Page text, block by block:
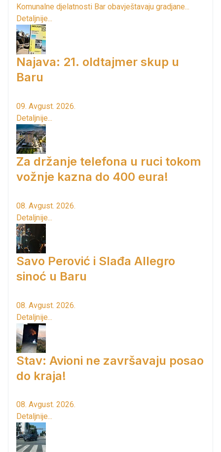
Komunalne djelatnosti Bar obavještavaju gradjane...
Detaljnije...
Najava: 21. oldtajmer skup u
Baru
09. Avgust. 2026.
Detaljnije...
Za držanje telefona u ruci tokom
vožnje kazna do 400 eura!
08. Avgust. 2026.
Detaljnije...
Savo Perović i Slađa Allegro
sinoć u Baru
08. Avgust. 2026.
Detaljnije...
Stav: Avioni ne završavaju posao
do kraja!
08. Avgust. 2026.
Detaljnije...